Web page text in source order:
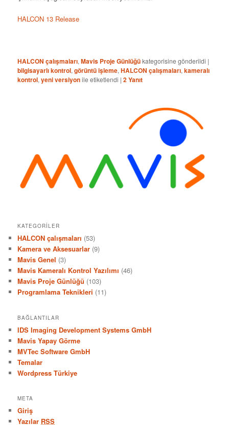
HALCON 13 Release
HALCON çalışmaları,Mavis Proje Günlüğükategorisine gönderildi |
bilgisayarlı kontrol,görüntü işleme,HALCON çalışmaları,kameralı
kontrol,yeni versiyonile etiketlendi |2Yanıt
KATEGORILER
HALCON çalışmaları (53)
Kamera ve Aksesuarlar (9)
Mavis Genel (3)
Mavis Kameralı Kontrol Yazılımı (46)
Mavis Proje Günlüğü (103)
Programlama Teknikleri (11)
BAĞLANTILAR
IDS Imaging Development Systems GmbH
Mavis Yapay Görme
MVTec Software GmbH
Temalar
Wordpress Türkiye
META
Giriş
Yazılar RSS